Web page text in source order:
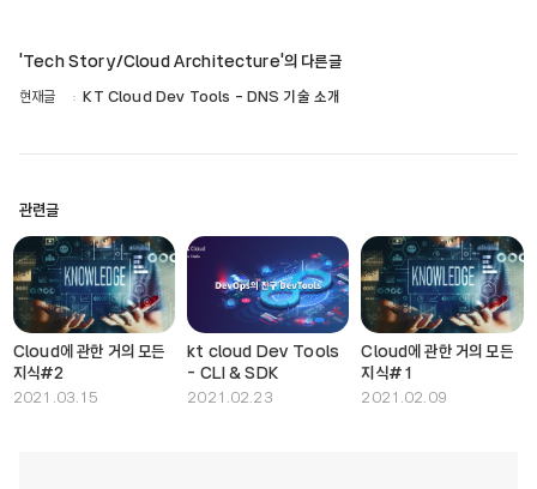
'Tech Story/Cloud Architecture'의 다른글
현재글
KT Cloud Dev Tools - DNS 기술 소개
관련글
Cloud에 관한 거의 모든
지식#2
2021.03.15
kt cloud Dev Tools
- CLI & SDK
2021.02.23
Cloud에 관한 거의 모든
지식#1
2021.02.09